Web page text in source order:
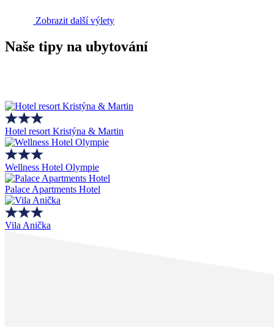
Zobrazit další výlety
Naše tipy na ubytování
Hotel resort Kristýna & Martin
Wellness Hotel Olympie
Palace Apartments Hotel
Vila Anička